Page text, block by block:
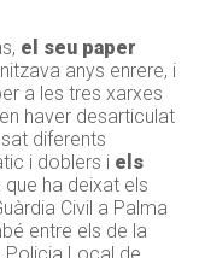
el seu paper
anys enrere, i
a les tres xarxes
haver desarticulat
diferents
i doblers i els
que ha deixat els
Civil a Palma
entre els de la